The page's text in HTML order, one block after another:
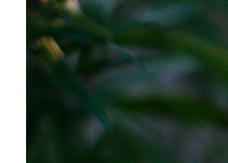
direkt
innehållet